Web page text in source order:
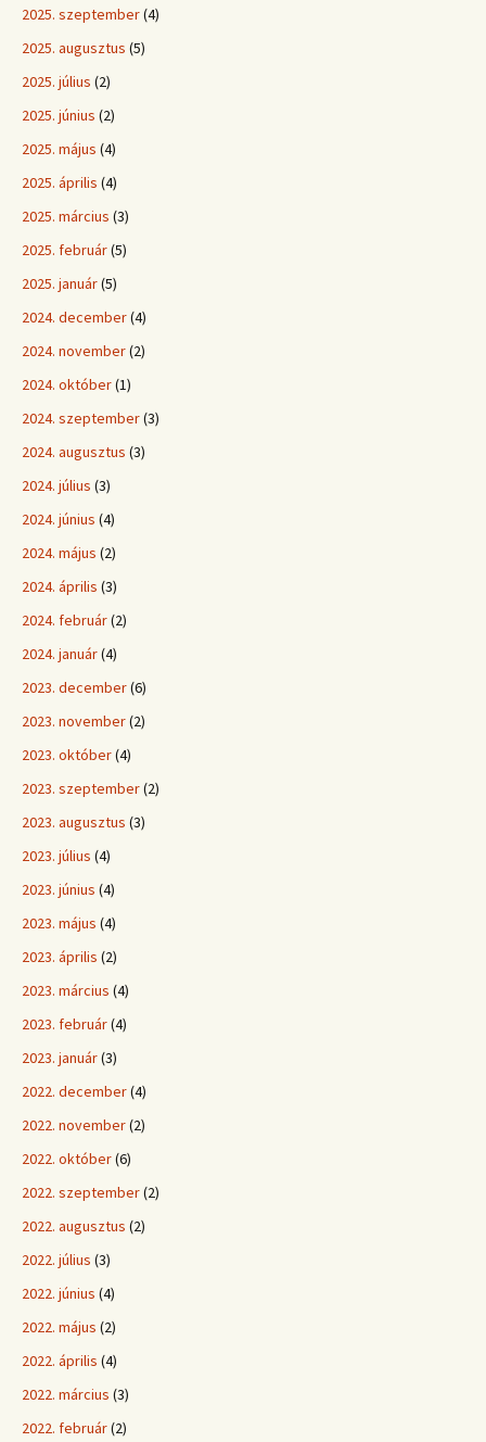
2025. szeptember(4)
2025. augusztus (5)
2025. július (2)
2025. június (2)
2025. május (4)
2025. április (4)
2025. március (3)
2025. február(5)
2025. január(5)
2024. december(4)
2024. november(2)
2024. október(1)
2024. szeptember(3)
2024. augusztus (3)
2024. július (3)
2024. június (4)
2024. május (2)
2024. április (3)
2024. február(2)
2024. január(4)
2023. december(6)
2023. november(2)
2023. október(4)
2023. szeptember(2)
2023. augusztus (3)
2023. július (4)
2023. június (4)
2023. május (4)
2023. április (2)
2023. március (4)
2023. február(4)
2023. január(3)
2022. december(4)
2022. november(2)
2022. október(6)
2022. szeptember(2)
2022. augusztus (2)
2022. július (3)
2022. június (4)
2022. május (2)
2022. április (4)
2022. március (3)
2022. február(2)